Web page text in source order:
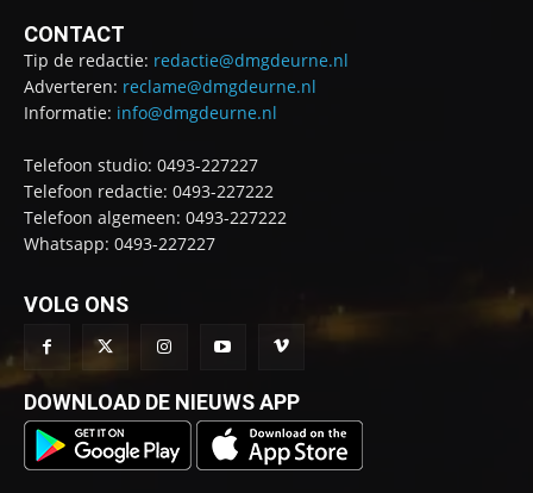
CONTACT
Tip de redactie: redactie@dmgdeurne.nl
Adverteren: reclame@dmgdeurne.nl
Informatie: info@dmgdeurne.nl
Telefoon studio: 0493-227227
Telefoon redactie: 0493-227222
Telefoon algemeen: 0493-227222
Whatsapp: 0493-227227
VOLG ONS
DOWNLOAD DE NIEUWS APP